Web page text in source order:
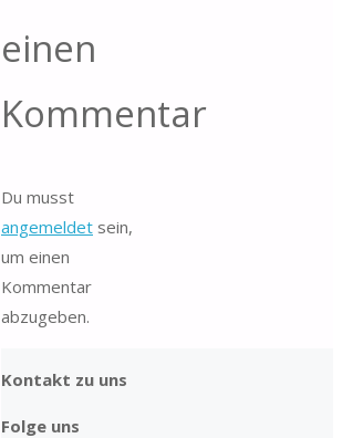
einen
Kommentar
Du musst
angemeldet sein,
um einen
Kommentar
abzugeben.
Kontakt zu uns
Folge uns